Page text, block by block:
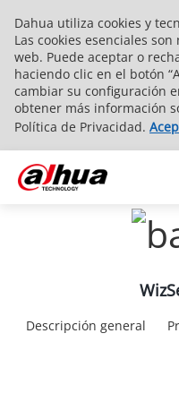
Dahua utiliza cookies y
Las cookies esenciales
web. Puede aceptar o
haciendo clic en el botón
cambiar su configuración
obtener más información
Política de Privacidad.
Descripción general